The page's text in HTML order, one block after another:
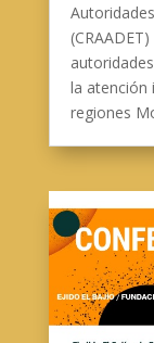
la atención
regiones